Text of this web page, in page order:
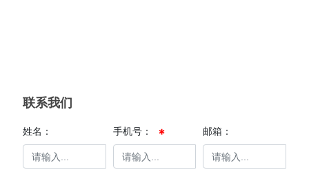
联系我们
姓名： 手机号： 邮箱：